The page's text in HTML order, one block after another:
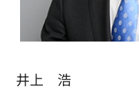
井上 浩